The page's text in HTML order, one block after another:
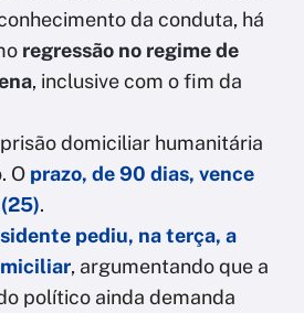
da conduta, há
regressão no regime de
, inclusive com o fim da
domiciliar humanitária
O prazo, de 90 dias, vence
.
pediu, na terça, a
, argumentando que a
político ainda demanda